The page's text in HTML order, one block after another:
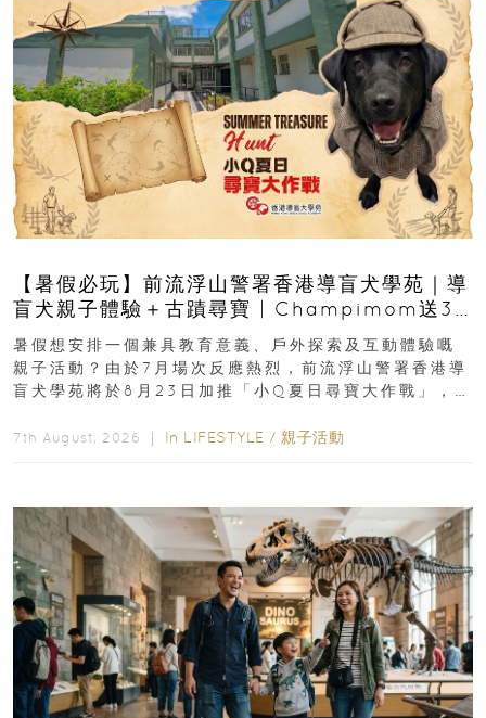
【暑假必玩】前流浮山警署香港導盲犬學苑｜導
盲犬親子體驗＋古蹟尋寶 | Champimom送3
組免費名額
暑假想安排一個兼具教育意義、戶外探索及互動體驗嘅
親子活動？由於7月場次反應熱烈，前流浮山警署香港導
盲犬學苑將於8月23日加推「小Q夏日尋寶大作戰」，家
7th August, 2026 ｜ In LIFESTYLE / 親子活動